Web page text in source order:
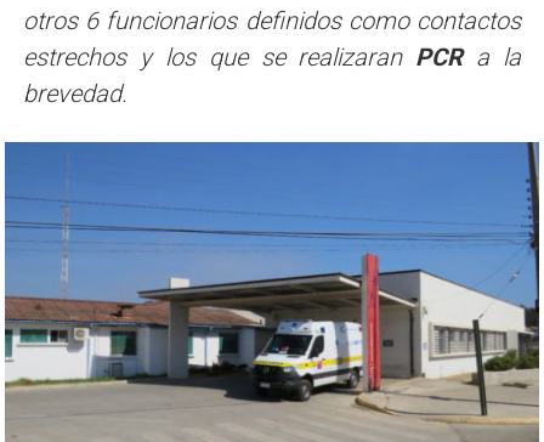
otros 6 funcionarios definidos como contactos
estrechos y los que se realizaran PCRa la
brevedad.